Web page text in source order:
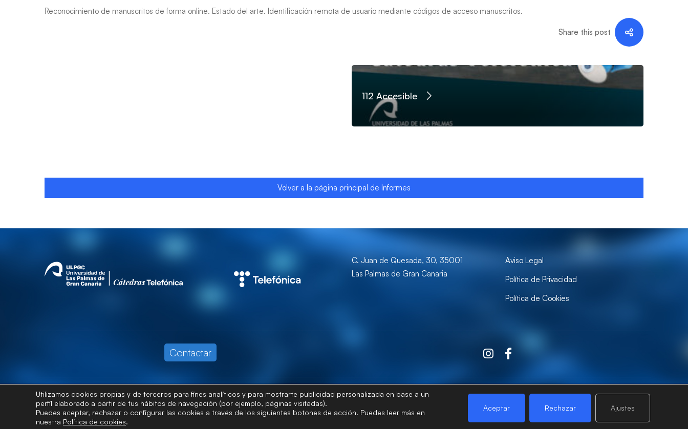
Reconocimiento de manuscritos de forma online. Estado del arte. Identificación remota de usuario mediante códigos de acceso manuscritos.
Share this post
112 Accesible
Volver a la página principal de Informes
C. Juan de Quesada, 30, 35001
Las Palmas de Gran Canaria
Aviso Legal
Política de Privacidad
Política de Cookies
Contactar
© Universidad de Las Palmas de Gran Canaria · ULPGC
Utilizamos cookies propias y de terceros para fines analíticos y para mostrarte publicidad personalizada en base a un
perfil elaborado a partir de tus hábitos de navegación (por ejemplo, páginas visitadas).
Puedes aceptar, rechazar o configurar las cookies a través de los siguientes botones de acción. Puedes leer más en
nuestra Política de cookies.
Aceptar Rechazar Ajustes